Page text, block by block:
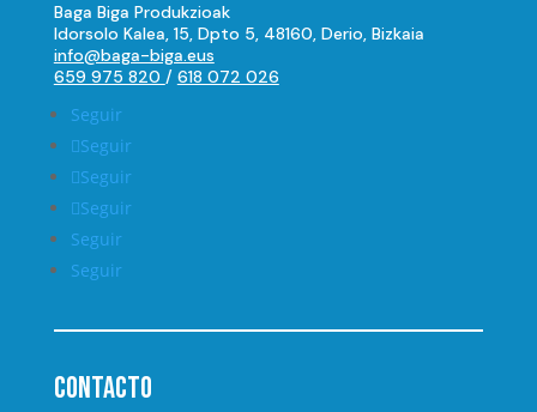
Baga Biga Produkzioak
Idorsolo Kalea, 15, Dpto 5, 48160, Derio, Bizkaia
info@baga-biga.eus
659 975 820 / 618 072 026
Seguir
Seguir
Seguir
Seguir
Seguir
Seguir
Contacto